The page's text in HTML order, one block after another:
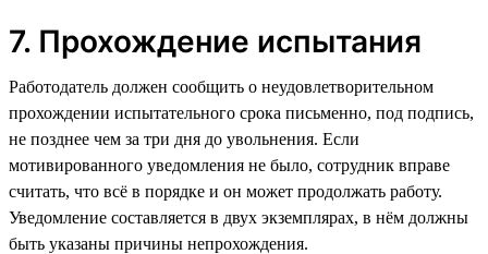
7. Прохождение испытания
Работодатель должен сообщить о неудовлетворительном
прохождении испытательного срока письменно, под подпись,
не позднее чем за три дня до увольнения. Если
мотивированного уведомления не было, сотрудник вправе
считать, что всё в порядке и он может продолжать работу.
Уведомление составляется в двух экземплярах, в нём должны
быть указаны причины непрохождения.